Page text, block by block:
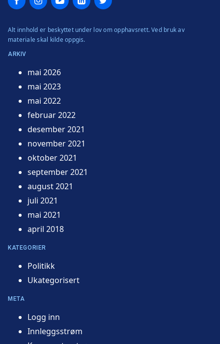
Alt innhold er beskyttet under lov om opphavsrett. Ved bruk av
materiale skal kilde oppgis.
ARKIV
mai 2026
mai 2023
mai 2022
februar 2022
desember 2021
november 2021
oktober 2021
september 2021
august 2021
juli 2021
mai 2021
april 2018
KATEGORIER
Politikk
Ukategorisert
META
Logg inn
Innleggsstrøm